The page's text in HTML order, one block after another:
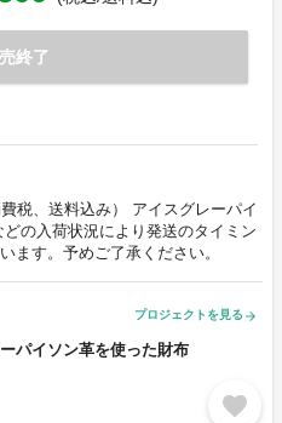
終了
税、送料込み） アイスグレーパイ
の入荷状況により発送のタイミン
ます。予めご了承ください。
プロジェクトを見る arrow_forward
パイソン革を使った財布
favorite